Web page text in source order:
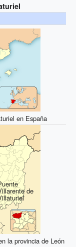
en España
de
la provincia de León